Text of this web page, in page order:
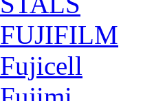
FUJIFILM
Fujicell